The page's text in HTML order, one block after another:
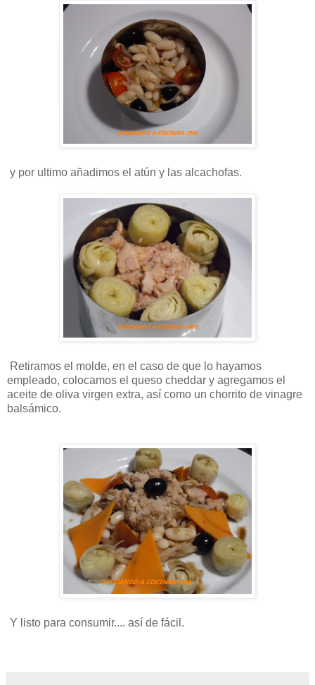
y por ultimo añadimos el atún y las alcachofas.
Retiramos el molde, en el caso de que lo hayamos
empleado, colocamos el queso cheddar y agregamos el
aceite de oliva virgen extra, así como un chorrito de vinagre
balsámico.
Y listo para consumir.... así de fácil.